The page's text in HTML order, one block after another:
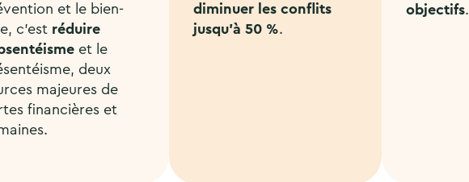
et le bien-
c’est réduire
et le
deux
majeures de
financières et
diminuer les conflits
jusqu’à 50 %.
objectifs.